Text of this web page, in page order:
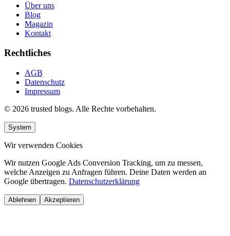
Über uns
Blog
Magazin
Kontakt
Rechtliches
AGB
Datenschutz
Impressum
© 2026 trusted blogs. Alle Rechte vorbehalten.
System
Wir verwenden Cookies
Wir nutzen Google Ads Conversion Tracking, um zu messen,
welche Anzeigen zu Anfragen führen. Deine Daten werden an
Google übertragen. Datenschutzerklärung
Ablehnen Akzeptieren